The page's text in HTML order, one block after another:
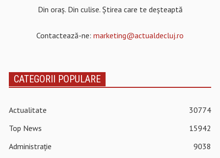
Din oraș. Din culise. Știrea care te deșteaptă
Contactează-ne: marketing@actualdecluj.ro
CATEGORII POPULARE
Actualitate
30774
Top News
15942
Administrație
9038